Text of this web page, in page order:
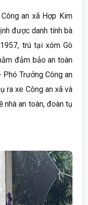
an xã Hợp Kim
được danh tính bà
trú tại xóm Gò
đảm bảo an toàn
Trưởng Công an
ra xe Công an xã và
nhà an toàn, đoàn tụ